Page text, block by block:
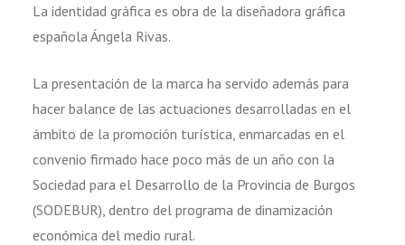
La identidad gráfica es obra de la diseñadora gráfica
española Ángela Rivas.
La presentación de la marca ha servido además para
hacer balance de las actuaciones desarrolladas en el
ámbito de la promoción turística, enmarcadas en el
convenio firmado hace poco más de un año con la
Sociedad para el Desarrollo de la Provincia de Burgos
(SODEBUR), dentro del programa de dinamización
económica del medio rural.